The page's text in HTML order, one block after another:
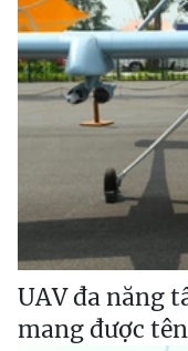
UAV đa năng
mang được